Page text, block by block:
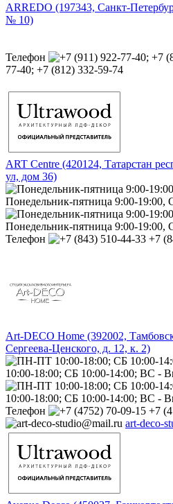
ARREDO (197343, Санкт-
№ 10)
Телефон
77-40; +7 (812) 332-59-74
ART Centre (420124, Татарстан
ул, дом 36)
Понедельник-пятница 9:00-19:00,
Понедельник-пятница 9:00-19:00,
Телефон
+7
Art-DECO Home (392002,
Сергеева-Ценского, д. 12, к. 2)
10:00-18:00; СБ 10:00-14:00; ВС -
10:00-18:00; СБ 10:00-14:00; ВС -
Телефон
+7
art-deco-